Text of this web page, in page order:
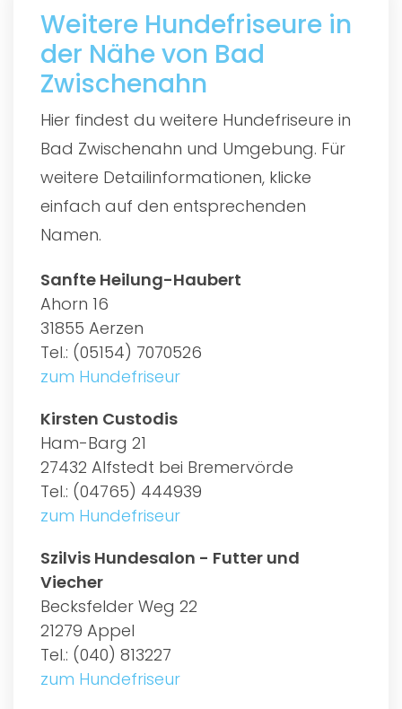
Weitere Hundefriseure in
der Nähe von Bad
Zwischenahn
Hier findest du weitere Hundefriseure in
Bad Zwischenahn und Umgebung. Für
weitere Detailinformationen, klicke
einfach auf den entsprechenden
Namen.
Sanfte Heilung-Haubert
Ahorn 16
31855 Aerzen
Tel.: (05154) 7070526
zum Hundefriseur
Kirsten Custodis
Ham-Barg 21
27432 Alfstedt bei Bremervörde
Tel.: (04765) 444939
zum Hundefriseur
Szilvis Hundesalon - Futter und
Viecher
Becksfelder Weg 22
21279 Appel
Tel.: (040) 813227
zum Hundefriseur